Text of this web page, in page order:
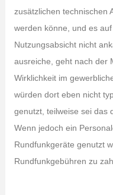
zusätzlichen technischen
werden könne, und es
Nutzungsabsicht nicht
ausreiche, geht nach der
Wirklichkeit im
würden dort eben nicht
genutzt, teilweise sei das
Wenn jedoch ein
Rundfunkgeräte genutzt
Rundfunkgebühren zu